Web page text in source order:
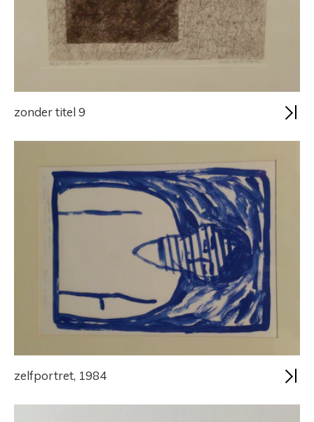
zonder titel 9
zelfportret, 1984